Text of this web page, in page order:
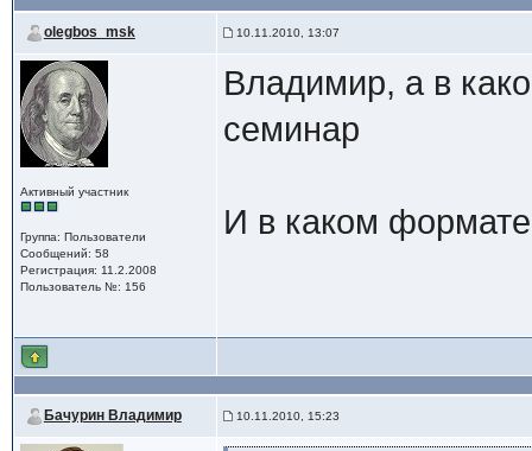
olegbos_msk 10.11.2010, 13:07
Активный участник
Группа: Пользователи
Сообщений: 58
Регистрация: 11.2.2008
Пользователь №: 156
Владимир, а в
семинар
И в каком
Бачурин Владимир 10.11.2010, 15:23